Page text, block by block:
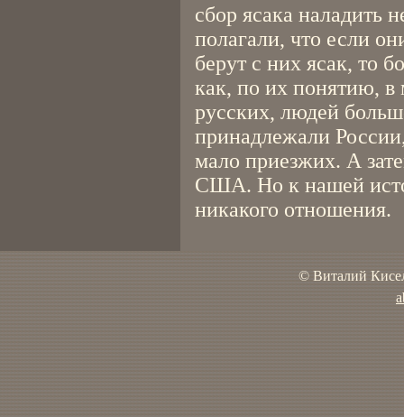
сбор ясака наладить
полагали, что если
берут с них ясак, то
как, по их понятию,
русских, людей
принадлежали
мало приезжих. А
США. Но к нашей
никакого отношения.
© Виталий